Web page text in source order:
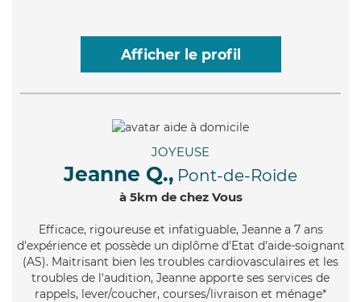
Afficher le profil
JOYEUSE
Jeanne Q., Pont-de-Roide
à 5km de chez Vous
Efficace, rigoureuse et infatiguable, Jeanne a 7 ans
d'expérience et possède un diplôme d'Etat d'aide-soignant
(AS). Maitrisant bien les troubles cardiovasculaires et les
troubles de l'audition, Jeanne apporte ses services de
rappels, lever/coucher, courses/livraison et ménage*